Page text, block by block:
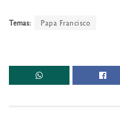
Temas: Papa Francisco